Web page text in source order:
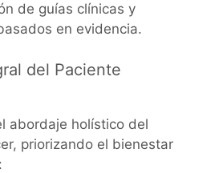
de guías clínicas y
en evidencia.
del Paciente
abordaje holístico del
priorizando el bienestar